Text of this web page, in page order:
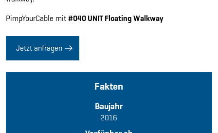
PimpYourCable mit#040 UNIT Floating Walkway
Jetzt anfragen
Fakten
Baujahr
2016